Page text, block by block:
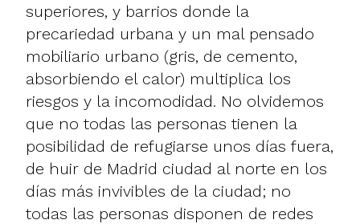
superiores, y barrios donde la
precariedad urbana y un mal pensado
mobiliario urbano (gris, de cemento,
absorbiendo el calor) multiplica los
riesgos y la incomodidad. No olvidemos
que no todas las personas tienen la
posibilidad de refugiarse unos días fuera,
de huir de Madrid ciudad al norte en los
días más invivibles de la ciudad; no
todas las personas disponen de redes